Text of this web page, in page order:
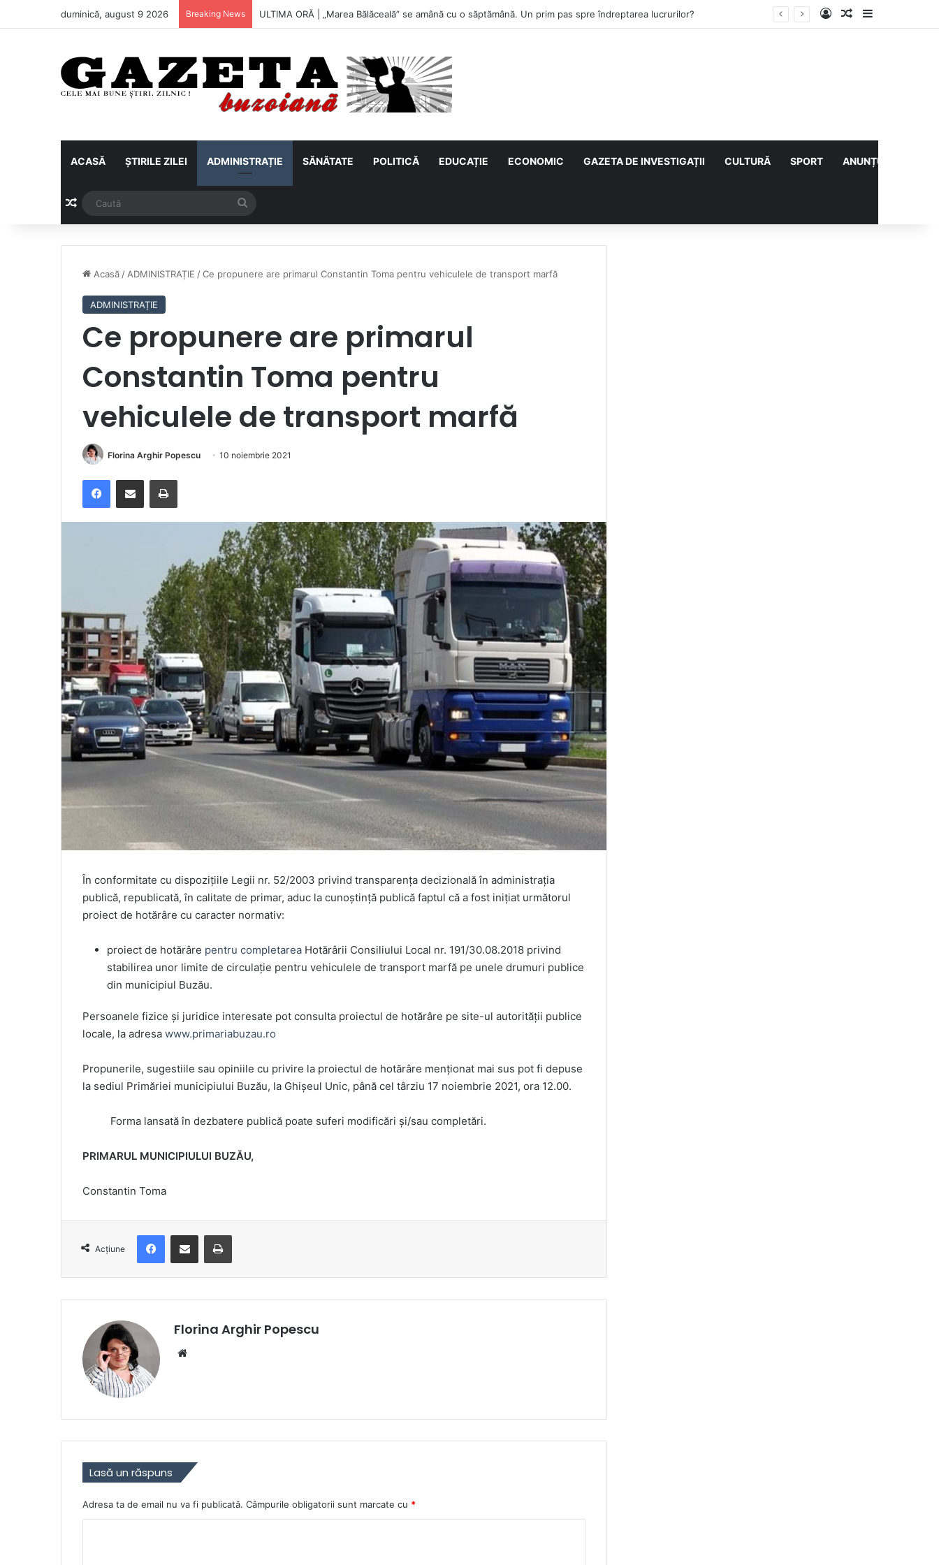
duminică, august 9 2026 Breaking News Metalul Buzău, primul meci acasă în noul sezon de Liga 2. Obiectiv clar înaintea duelului cu CS Afumați Log InArticol aleatoriu
Sidebar
ACASĂ ȘTIRILE ZILEI ADMINISTRAȚIE SĂNĂTATE POLITICĂ EDUCAȚIE ECONOMIC GAZETA DE INVESTIGAȚII CULTURĂ SPORT ANUNȚURI
Articol aleatoriu
Acasă / ADMINISTRAȚIE /Ce propunere are primarul Constantin Toma pentru vehiculele de transport marfă
ADMINISTRAȚIE
Ce propunere are primarul
Constantin Toma pentru
vehiculele de transport marfă
Florina Arghir Popescu 10 noiembrie 2021
FacebookDistribuie prin e-mail Imprimare
În conformitate cu dispoziţiile Legii nr. 52/2003 privind transparenţa decizională în administraţia
publică, republicată, în calitate de primar, aduc la cunoştinţă publică faptul că a fost iniţiat următorul
proiect de hotărâre cu caracter normativ:
proiect de hotărâre pentru completarea Hotărârii Consiliului Local nr. 191/30.08.2018 privind
stabilirea unor limite de circulație pentru vehiculele de transport marfă pe unele drumuri publice
din municipiul Buzău.
Persoanele fizice şi juridice interesate pot consulta proiectul de hotărâre pe site-ul autorităţii publice
locale, la adresa www.primariabuzau.ro
Propunerile, sugestiile sau opiniile cu privire la proiectul de hotărâre menţionat mai sus pot fi depuse
la sediul Primăriei municipiului Buzău, la Ghişeul Unic, până cel târziu 17 noiembrie 2021, ora 12.00.
Forma lansată în dezbatere publică poate suferi modificări și/sau completări.
PRIMARUL MUNICIPIULUI BUZĂU,
Constantin Toma
Acțiune
FacebookDistribuie prin e-mail Imprimare
Florina Arghir Popescu
Lasă un răspuns
Adresa ta de email nu va fi publicată. Câmpurile obligatorii sunt marcate cu *